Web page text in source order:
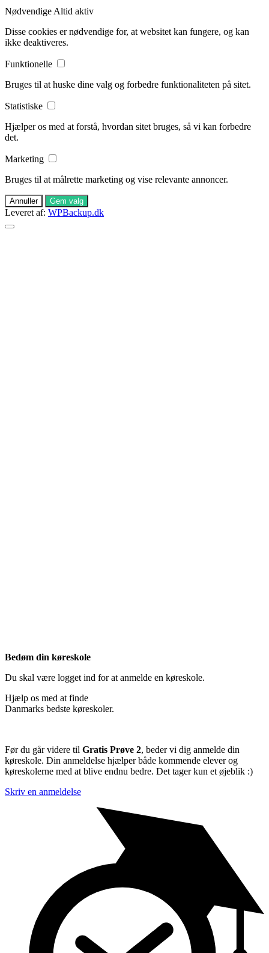
Nødvendige Altid aktiv
Disse cookies er nødvendige for, at websitet kan fungere, og kan
ikke deaktiveres.
Funktionelle
Bruges til at huske dine valg og forbedre funktionaliteten på sitet.
Statistiske
Hjælper os med at forstå, hvordan sitet bruges, så vi kan forbedre
det.
Marketing
Bruges til at målrette marketing og vise relevante annoncer.
Annuller Gem valg
Leveret af: WPBackup.dk
Bedøm din køreskole
Du skal være logget ind for at anmelde en køreskole.
Hjælp os med at finde
Danmarks bedste køreskoler.
Før du går videre til Gratis Prøve 2, beder vi dig anmelde din
køreskole. Din anmeldelse hjælper både kommende elever og
køreskolerne med at blive endnu bedre. Det tager kun et øjeblik :)
Skriv en anmeldelse